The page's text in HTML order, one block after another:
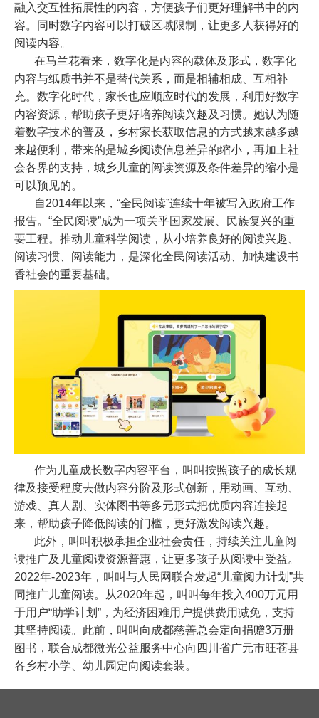
融入交互性拓展性的内容，方便孩子们更好理解书中的内
容。同时数字内容可以打破区域限制，让更多人获得好的
阅读内容。
在马兰花看来，数字化是内容的载体及形式，数字化
内容与纸质书并不是替代关系，而是相辅相成、互相补
充。数字化时代，家长也应顺应时代的发展，利用好数字
内容资源，帮助孩子更好培养阅读兴趣及习惯。 她认为随
着数字技术的普及，乡村家长获取信息的方式越来越多越
来越便利，带来的是城乡阅读信息差异的缩小，再加上社
会各界的支持，城乡儿童的阅读资源及条件差异的缩小是
可以预见的。
自2014年以来， “全民阅读”连续十年被写入政府工作
报告。 “全民阅读”成为一项关乎国家发展、民族复兴的重
要工程。推动儿童科学阅读，从小培养良好的阅读兴趣、
阅读习惯、阅读能力，是深化全民阅读活动、加快建设书
香社会的重要基础。
作为儿童成长数字内容平台，叫叫按照孩子的成长规
律及接受程度去做内容分阶及形式创新，用动画、互动、
游戏、真人剧、实体图书等多元形式把优质内容连接起
来，帮助孩子降低阅读的门槛，更好激发阅读兴趣。
此外，叫叫积极承担企业社会责任，持续关注儿童阅
读推广及儿童阅读资源普惠，让更多孩子从阅读中受益。
2022年-2023年，叫叫与人民网联合发起“儿童阅力计划”共
同推广儿童阅读。从2020年起，叫叫每年投入400万元用
于用户“助学计划”，为经济困难用户提供费用减免，支持
其坚持阅读。此前，叫叫向成都慈善总会定向捐赠3万册
图书，联合成都微光公益服务中心向四川省广元市旺苍县
各乡村小学、幼儿园定向阅读套装。